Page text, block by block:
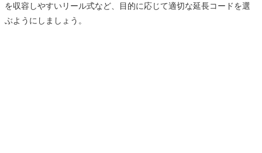
を収容しやすいリール式など、目的に応じて適切な延長コードを選
ぶようにしましょう。